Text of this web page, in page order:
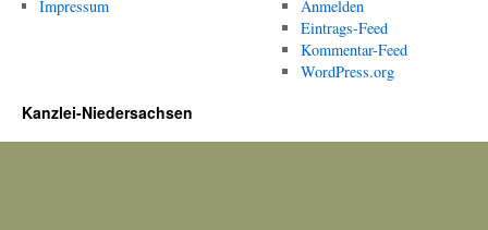
Impressum
Anmelden
Eintrags-Feed
Kommentar-Feed
WordPress.org
Kanzlei-Niedersachsen